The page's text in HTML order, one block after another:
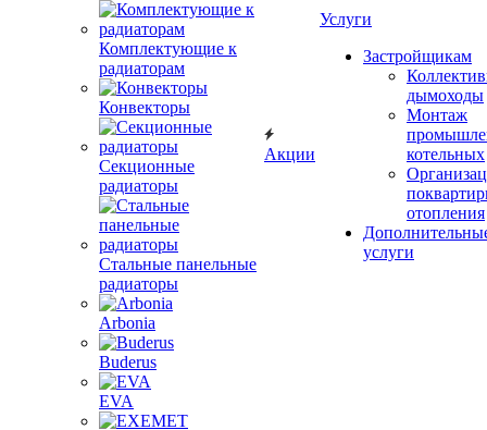
Комплектующие к
радиаторам
Конвекторы
Секционные
радиаторы
Стальные панельные
радиаторы
Arbonia
Buderus
EVA
Акции
Услуги
Застройщикам
дымоходы
Монтаж
котельных
отопления
услуги